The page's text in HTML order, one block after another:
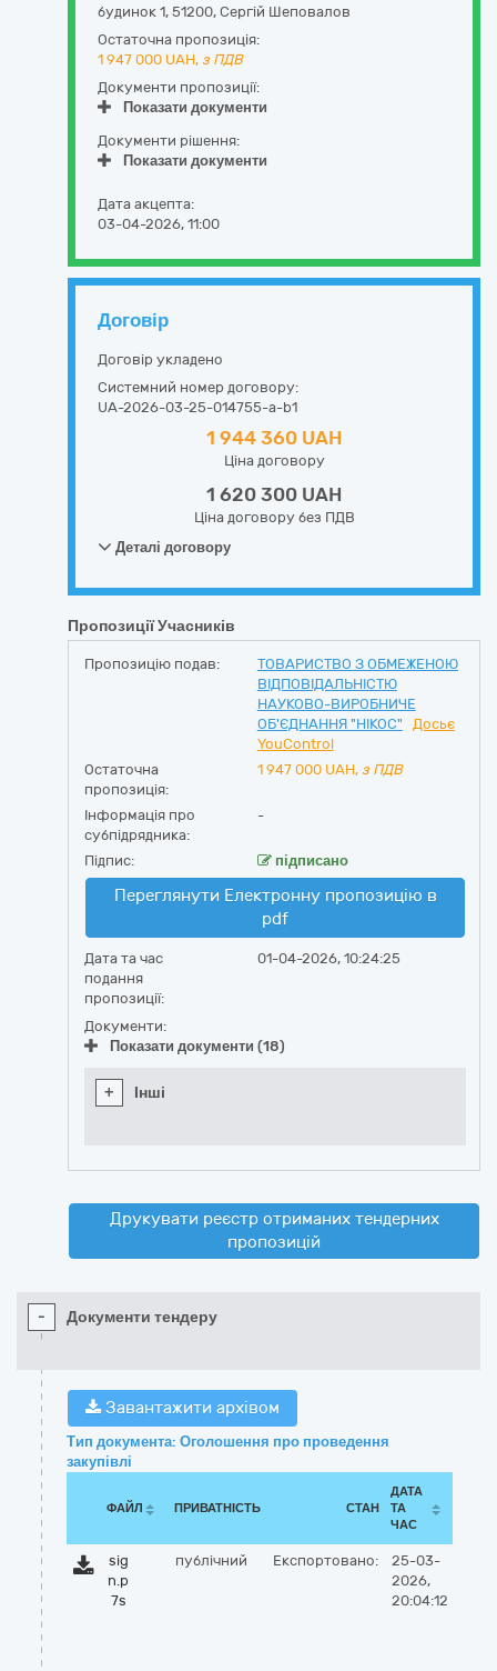
будинок 1, 51200, Сергій Шеповалов
Остаточна пропозиція:
1 947 000 UAH, з ПДВ
Документи пропозиції:
Показати документи
Документи рішення:
Показати документи
Дата акцепта:
03-04-2026, 11:00
Договір
Договір укладено
Системний номер договору:
UA-2026-03-25-014755-a-b1
1 944 360 UAH
Ціна договору
1 620 300 UAH
Ціна договору без ПДВ
Деталі договору
Пропозиції Учасників
Пропозицію подав:
ТОВАРИСТВО З ОБМЕЖЕНОЮ
ВІДПОВІДАЛЬНІСТЮ
НАУКОВО-ВИРОБНИЧЕ
ОБ'ЄДНАННЯ "НІКОС"
Досьє
YouControl
Остаточна
пропозиція:
1 947 000 UAH, з ПДВ
Інформація про
субпідрядника:
-
Підпис: підписано
Переглянути Електронну пропозицію в
pdf
Дата та час
подання
пропозиції:
01-04-2026, 10:24:25
Документи:
Показати документи (18)
+ Інші
Друкувати реєстр отриманих тендерних
пропозицій
- Документи тендеру
Завантажити архівом
Тип документа: Оголошення про проведення
закупівлі
ФАЙЛ ПРИВАТНІСТЬ СТАН
ДАТА
ТА
ЧАС
sig
n.p
7s
публічний Експортовано:
25-03-
2026,
20:04:12